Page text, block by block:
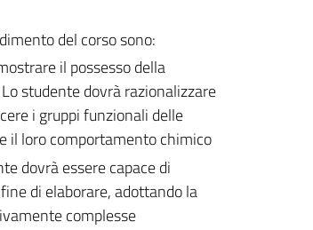
del corso sono:
il possesso della
studente dovrà razionalizzare
i gruppi funzionali delle
il loro comportamento chimico
dovrà essere capace di
di elaborare, adottando la
complesse